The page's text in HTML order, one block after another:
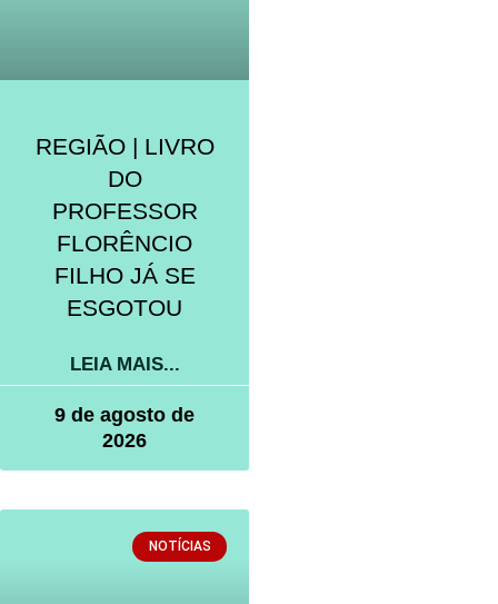
REGIÃO | LIVRO
DO
PROFESSOR
FLORÊNCIO
FILHO JÁ SE
ESGOTOU
LEIA MAIS...
9 de agosto de
2026
NOTÍCIAS